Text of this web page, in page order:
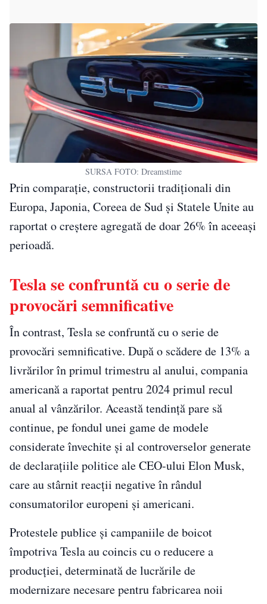
SURSA FOTO: Dreamstime
Prin comparație, constructorii tradiționali din
Europa, Japonia, Coreea de Sud și Statele Unite au
raportat o creștere agregată de doar 26% în aceeași
perioadă.
Tesla se confruntă cu o serie de
provocări semnificative
În contrast, Tesla se confruntă cu o serie de
provocări semnificative. După o scădere de 13% a
livrărilor în primul trimestru al anului, compania
americană a raportat pentru 2024 primul recul
anual al vânzărilor. Această tendință pare să
continue, pe fondul unei game de modele
considerate învechite și al controverselor generate
de declarațiile politice ale CEO-ului Elon Musk,
care au stârnit reacții negative în rândul
consumatorilor europeni și americani.
Protestele publice și campaniile de boicot
împotriva Tesla au coincis cu o reducere a
producției, determinată de lucrările de
modernizare necesare pentru fabricarea noii